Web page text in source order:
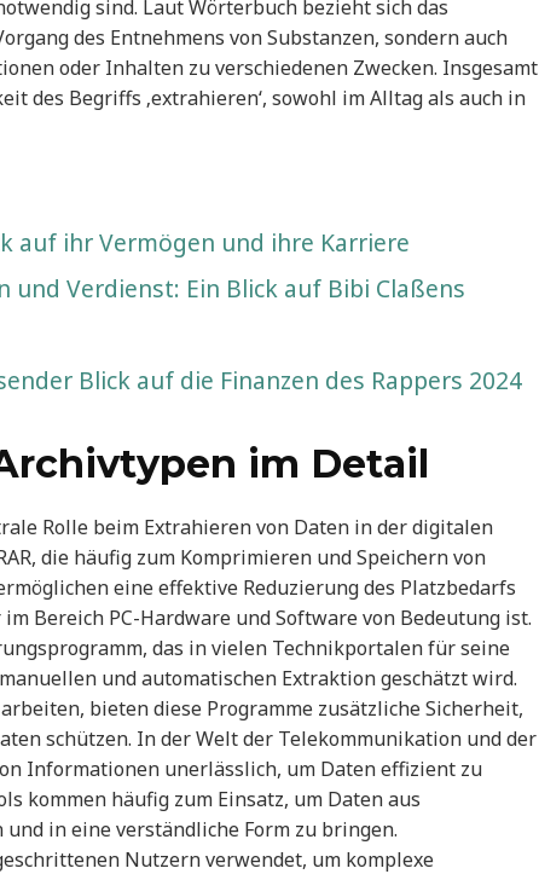
sind. Laut Wörterbuch bezieht sich das
des Entnehmens von Substanzen, sondern auch
oder Inhalten zu verschiedenen Zwecken. Insgesamt
des Begriffs ‚extrahieren‘, sowohl im Alltag als auch in
auf ihr Vermögen und ihre Karriere
und Verdienst: Ein Blick auf Bibi Claßens
Blick auf die Finanzen des Rappers 2024
im Detail
Rolle beim Extrahieren von Daten in der digitalen
die häufig zum Komprimieren und Speichern von
eine effektive Reduzierung des Platzbedarfs
Bereich PC-Hardware und Software von Bedeutung ist.
das in vielen Technikportalen für seine
und automatischen Extraktion geschätzt wird.
bieten diese Programme zusätzliche Sicherheit,
schützen. In der Welt der Telekommunikation und der
Informationen unerlässlich, um Daten effizient zu
kommen häufig zum Einsatz, um Daten aus
in eine verständliche Form zu bringen.
Nutzern verwendet, um komplexe